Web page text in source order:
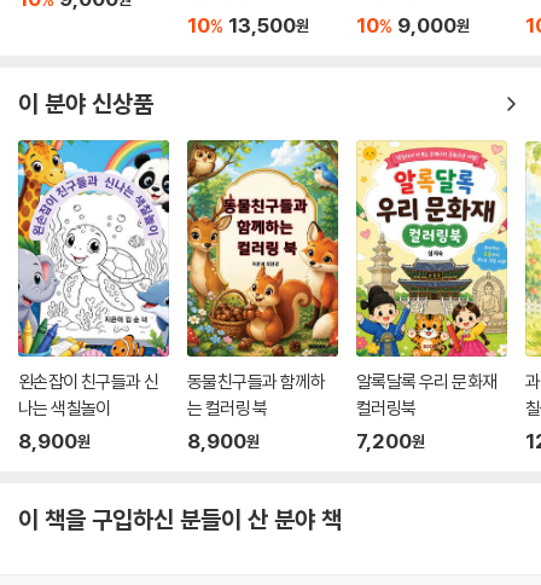
10% 13,500원 10% 9,000원
이 분야 신상품
왼손잡이 친구들과 신
나는 색칠놀이
8,900원
동물친구들과 함께하
는 컬러링 북
8,900원
알록달록 우리 문화재
컬러링북
7,200원
이 책을 구입하신 분들이 산 분야 책